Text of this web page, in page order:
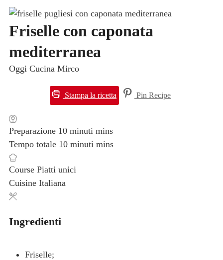
Friselle con caponata
mediterranea
Oggi Cucina Mirco
Stampa la ricetta Pin Recipe
Preparazione 10 minuti mins
Tempo totale 10 minuti mins
Course Piatti unici
Cuisine Italiana
Ingredienti
Friselle;